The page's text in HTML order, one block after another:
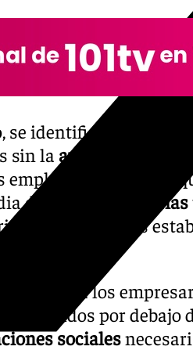
se identificaron a 15
sin la autorización de
empleados revelaron
de
diez horas diarias
inferiores a los
agrícola.
permitía a los
sueldos por
sociales